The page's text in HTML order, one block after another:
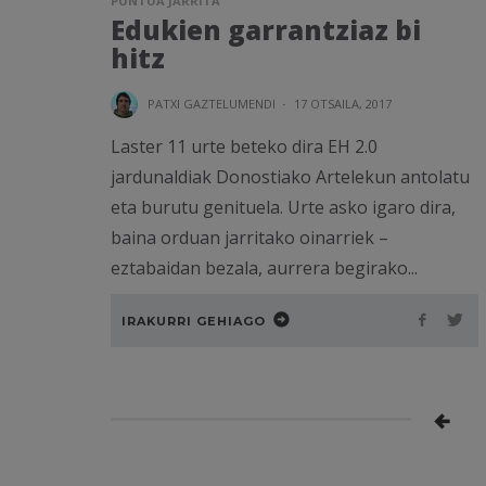
Edukien garrantziaz bi
hitz
PATXI GAZTELUMENDI · 17 OTSAILA, 2017
Laster 11 urte beteko dira EH 2.0
jardunaldiak Donostiako Artelekun antolatu
eta burutu genituela. Urte asko igaro dira,
baina orduan jarritako oinarriek –
eztabaidan bezala, aurrera begirako...
IRAKURRI GEHIAGO